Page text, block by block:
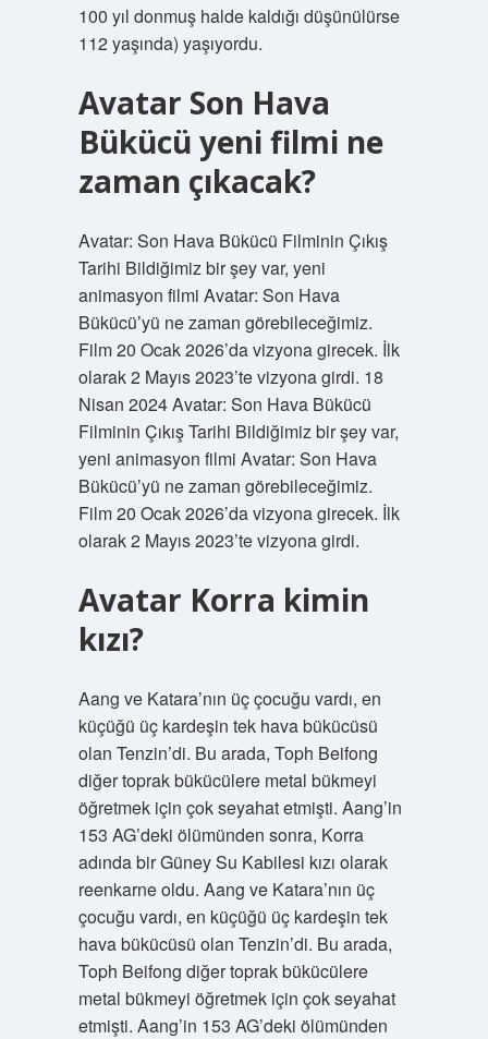
100 yıl donmuş halde kaldığı düşünülürse
112 yaşında) yaşıyordu.
Avatar Son Hava
Bükücü yeni filmi ne
zaman çıkacak?
Avatar: Son Hava Bükücü Filminin Çıkış
Tarihi Bildiğimiz bir şey var, yeni
animasyon filmi Avatar: Son Hava
Bükücü’yü ne zaman görebileceğimiz.
Film 20 Ocak 2026’da vizyona girecek. İlk
olarak 2 Mayıs 2023’te vizyona girdi. 18
Nisan 2024 Avatar: Son Hava Bükücü
Filminin Çıkış Tarihi Bildiğimiz bir şey var,
yeni animasyon filmi Avatar: Son Hava
Bükücü’yü ne zaman görebileceğimiz.
Film 20 Ocak 2026’da vizyona girecek. İlk
olarak 2 Mayıs 2023’te vizyona girdi.
Avatar Korra kimin
kızı?
Aang ve Katara’nın üç çocuğu vardı, en
küçüğü üç kardeşin tek hava bükücüsü
olan Tenzin’di. Bu arada, Toph Beifong
diğer toprak bükücülere metal bükmeyi
öğretmek için çok seyahat etmişti. Aang’in
153 AG’deki ölümünden sonra, Korra
adında bir Güney Su Kabilesi kızı olarak
reenkarne oldu. Aang ve Katara’nın üç
çocuğu vardı, en küçüğü üç kardeşin tek
hava bükücüsü olan Tenzin’di. Bu arada,
Toph Beifong diğer toprak bükücülere
metal bükmeyi öğretmek için çok seyahat
etmişti. Aang’in 153 AG’deki ölümünden